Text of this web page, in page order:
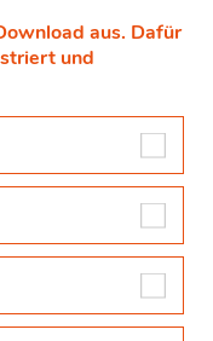
aus. Dafür
und